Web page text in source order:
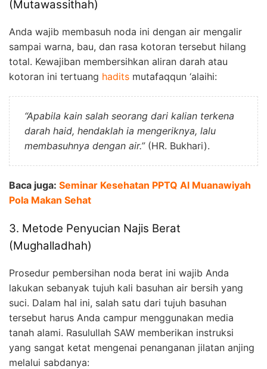
(Mutawassithah)
Anda wajib membasuh noda ini dengan air mengalir
sampai warna, bau, dan rasa kotoran tersebut hilang
total. Kewajiban membersihkan aliran darah atau
kotoran ini tertuang hadits mutafaqqun ‘alaihi:
“Apabila kain salah seorang dari kalian terkena
darah haid, hendaklah ia mengeriknya, lalu
membasuhnya dengan air.”(HR. Bukhari).
Baca juga: Seminar Kesehatan PPTQ Al Muanawiyah
Pola Makan Sehat
3. Metode Penyucian Najis Berat
(Mughalladhah)
Prosedur pembersihan noda berat ini wajib Anda
lakukan sebanyak tujuh kali basuhan air bersih yang
suci. Dalam hal ini, salah satu dari tujuh basuhan
tersebut harus Anda campur menggunakan media
tanah alami. Rasulullah SAW memberikan instruksi
yang sangat ketat mengenai penanganan jilatan anjing
melalui sabdanya: